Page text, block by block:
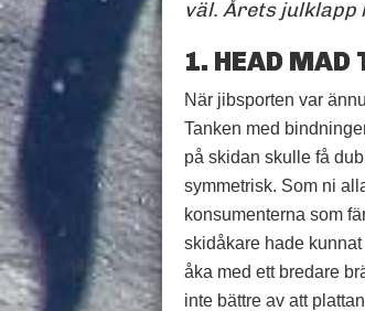
väl. Årets julklapp
1. HEAD MAD
När jibsporten var
Tanken med
på skidan skulle få
symmetrisk. Som ni
konsumenterna som
skidåkare hade
åka med ett bredare
inte bättre av att